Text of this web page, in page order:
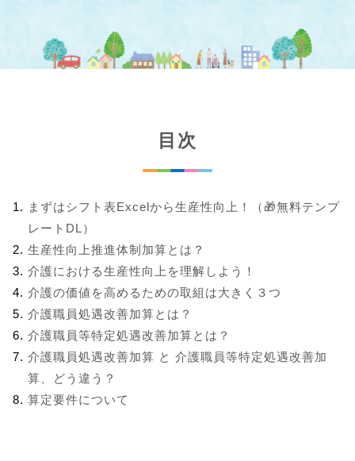
目次
まずはシフト表Excelから生産性向上！（🎁無料テンプ
レートDL）
生産性向上推進体制加算とは？
介護における生産性向上を理解しよう！
介護の価値を高めるための取組は大きく３つ
介護職員処遇改善加算とは？
介護職員等特定処遇改善加算とは？
介護職員処遇改善加算 と 介護職員等特定処遇改善加
算、どう違う？
算定要件について